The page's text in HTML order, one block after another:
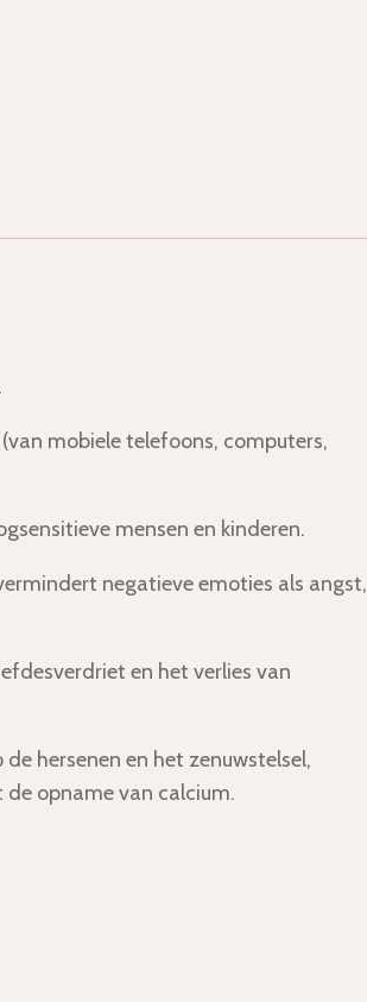
mobiele telefoons, computers,
mensen en kinderen.
negatieve emoties als angst,
en het verlies van
hersenen en het zenuwstelsel,
opname van calcium.